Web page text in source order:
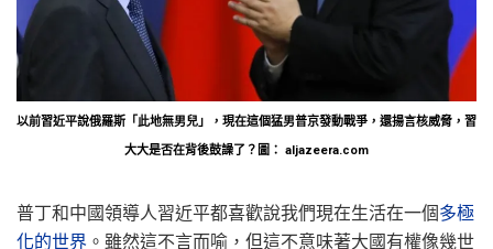
以前習近平說俄羅斯「此地無男兒」，現在這個猛男普京發動戰爭，還揚言核威脅，習
大大是否在背後鼓譟了？圖： aljazeera.com
普丁和中國領導人習近平都喜歡說我們現在生活在一個多極
化的世界 。雖然這不言而喻，但這不意味著大國有權像幾世